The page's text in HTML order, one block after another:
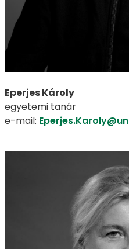
Eperjes Károly
egyetemi tanár
e-mail: